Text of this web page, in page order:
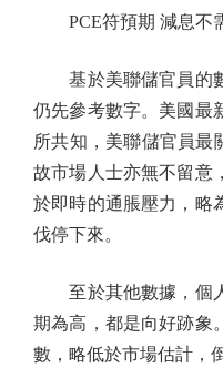
PCE符預期 減息不
基於美聯儲官員的數
仍先參考數字。美國最
所共知，美聯儲官員最
故市場人士亦無不留意
於即時的通脹壓力，略
伐停下來。
至於其他數據，個人
期為高，都是向好跡象
數，略低於市場估計，